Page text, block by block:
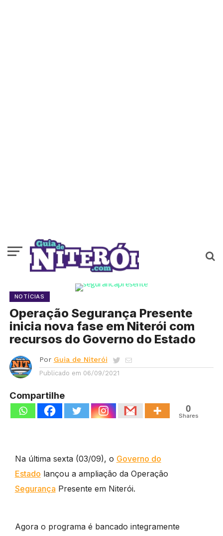
NOTÍCIAS
Operação Segurança Presente
inicia nova fase em Niterói com
recursos do Governo do Estado
Por Guia de Niterói
Publicado em 06/09/2021
Compartilhe
0
Shares
Na última sexta (03/09), o Governo do
Estado lançou a ampliação da Operação
Segurança Presente em Niterói.
Agora o programa é bancado integramente